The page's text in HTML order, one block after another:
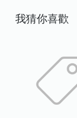
我猜你喜歡